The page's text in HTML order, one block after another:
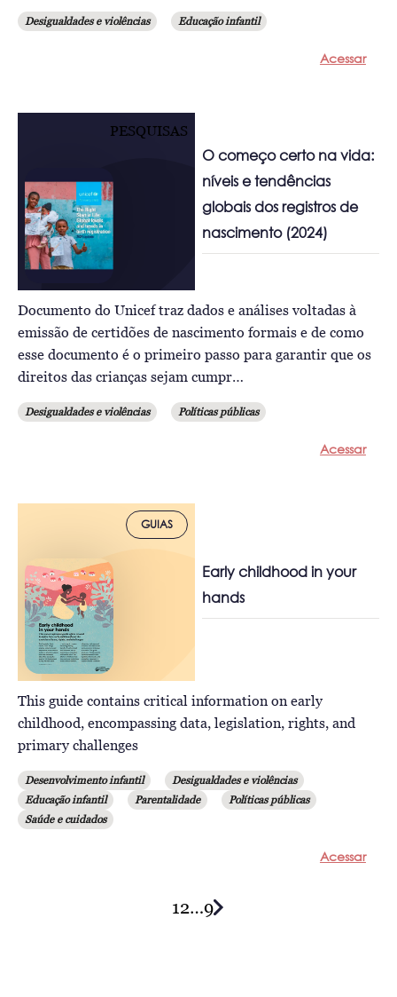
Desigualdades e violências Educação infantil
Acessar
PESQUISAS
O começo certo na vida:
níveis e tendências
globais dos registros de
nascimento (2024)
Documento do Unicef traz dados e análises voltadas à
emissão de certidões de nascimento formais e de como
esse documento é o primeiro passo para garantir que os
direitos das crianças sejam cumpr…
Desigualdades e violências Políticas públicas
Acessar
GUIAS
Early childhood in your
hands
This guide contains critical information on early
childhood, encompassing data, legislation, rights, and
primary challenges
Desenvolvimento infantil
Desigualdades e violências
Educação infantil
Parentalidade
Políticas públicas
Saúde e cuidados
Acessar
12…9